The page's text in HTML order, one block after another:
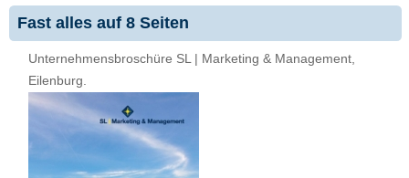
Fast alles auf 8 Seiten
Unternehmensbroschüre SL | Marketing & Management,
Eilenburg.